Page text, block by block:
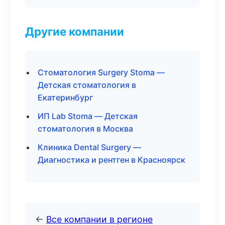
Другие компании
Стоматология Surgery Stoma —
Детская стоматология в
Екатеринбург
ИП Lab Stoma — Детская
стоматология в Москва
Клиника Dental Surgery —
Диагностика и рентген в Красноярск
← Все компании в регионе